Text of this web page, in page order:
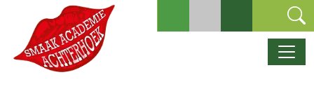
Ga naar de inhoud
Hoofdnavigatie